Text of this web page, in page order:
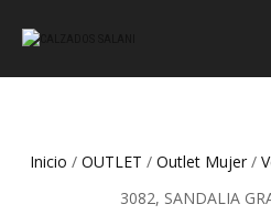
Inicio / OUTLET / Outlet Mujer/
3082, SANDALIA